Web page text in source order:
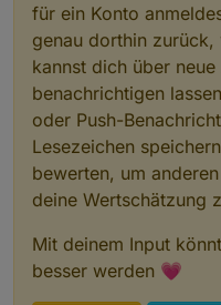
für ein Konto
genau dorthin
kannst dich über
benachrichtigen
oder Push-
Lesezeichen
bewerten, um
deine Wertschätzung
Mit deinem Input
besser werden 💗